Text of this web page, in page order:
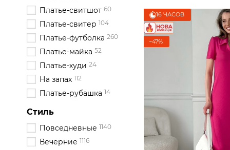
16 ЧАСОВ
−47%
Платье-свитшот 60
Платье-свитер 104
Платье-футболка 260
Платье-майка 52
Платье-худи 24
На запах 112
Платье-рубашка 14
Стиль
Повседневные 1140
Вечерние 1116